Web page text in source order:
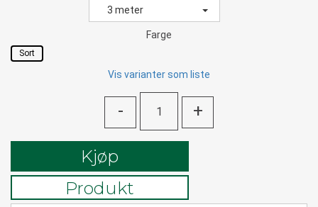
3 meter
Farge
Sort
Vis varianter som liste
- +
Kjøp
Produkt